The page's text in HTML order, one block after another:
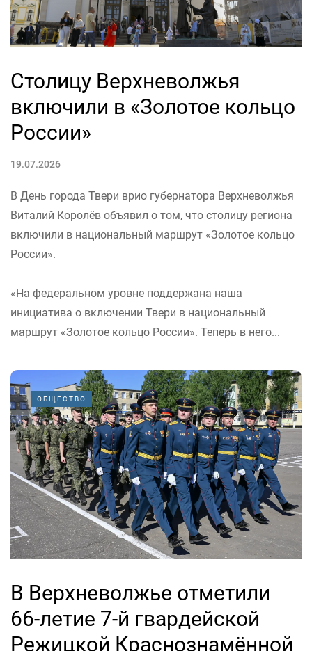
Столицу Верхневолжья
включили в «Золотое кольцо
России»
19.07.2026
В День города Твери врио губернатора Верхневолжья
Виталий Королёв объявил о том, что столицу региона
включили в национальный маршрут «Золотое кольцо
России».
«На федеральном уровне поддержана наша
инициатива о включении Твери в национальный
маршрут «Золотое кольцо России». Теперь в него...
ОБЩЕСТВО
В Верхневолжье отметили
66-летие 7-й гвардейской
Режицкой Краснознамённой